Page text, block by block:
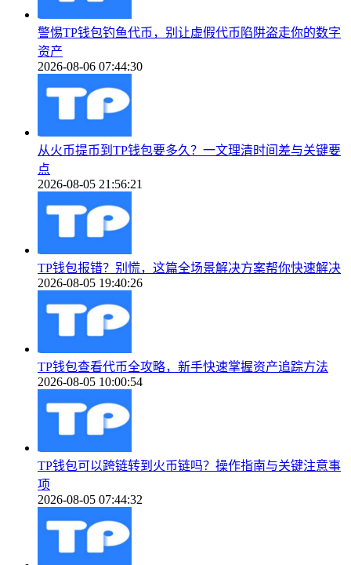
警惕TP钱包钓鱼代币，别让虚假代币陷阱盗走你的数字
资产
2026-08-06 07:44:30
从火币提币到TP钱包要多久？一文理清时间差与关键要
点
2026-08-05 21:56:21
TP钱包报错？别慌，这篇全场景解决方案帮你快速解决
2026-08-05 19:40:26
TP钱包查看代币全攻略，新手快速掌握资产追踪方法
2026-08-05 10:00:54
TP钱包可以跨链转到火币链吗？操作指南与关键注意事
项
2026-08-05 07:44:32